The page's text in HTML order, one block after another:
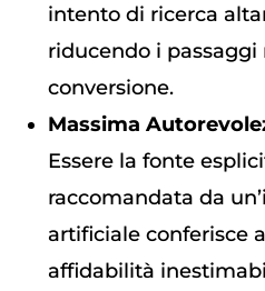
intento di ricerca
riducendo i
conversione.
Massima
Essere la fonte
raccomandata da
artificiale conferisce
affidabilità